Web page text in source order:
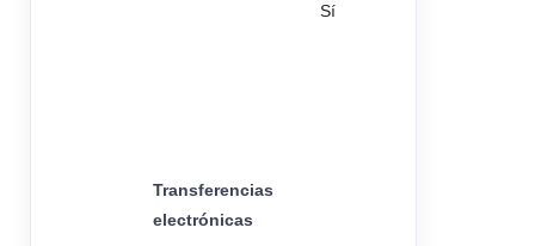
Transferencias
electrónicas
Sí